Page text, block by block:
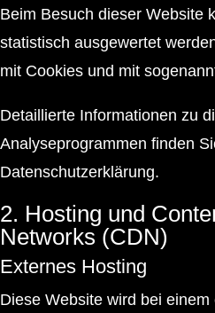
Beim Besuch dieser Website
statistisch ausgewertet
mit Cookies und mit
Detaillierte Informationen zu
Analyseprogrammen finden
Datenschutzerklärung.
2. Hosting und
Networks (CDN)
Externes Hosting
Diese Website wird bei